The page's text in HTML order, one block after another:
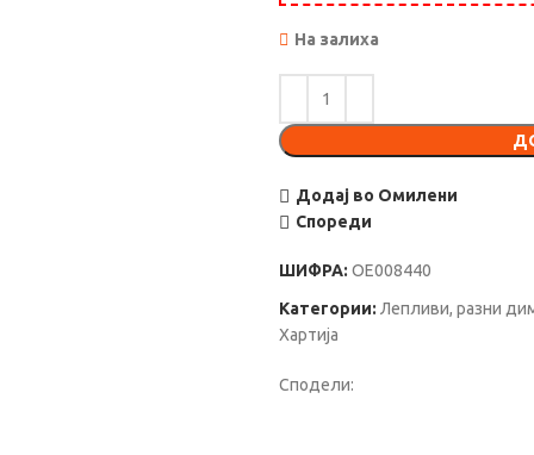
На залиха
Додај во Омилени
Спореди
ШИФРА: OE008440
Категории: Лепливи, разни
Хартија
Сподели: